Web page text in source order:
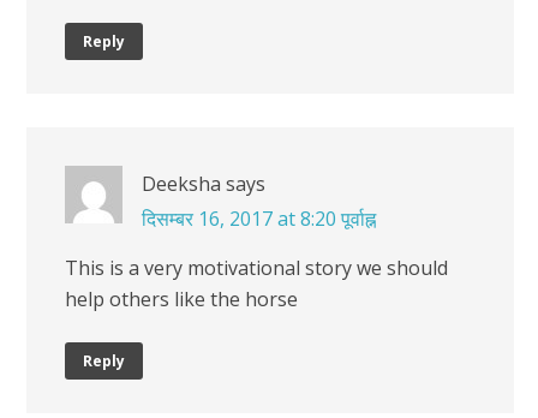
Reply
Deeksha says
दिसम्बर 16, 2017 at 8:20 पूर्वाह्न
This is a very motivational story we should
help others like the horse
Reply